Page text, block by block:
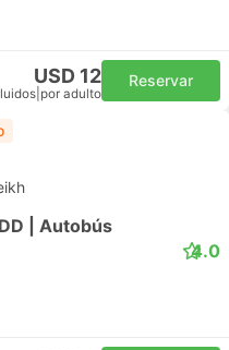
USD 12
por adulto
Reservar
| Autobús
4.0